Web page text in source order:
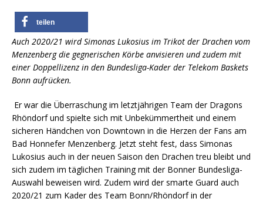
teilen
Auch 2020/21 wird Simonas Lukosius im Trikot der Drachen vom
Menzenberg die gegnerischen Körbe anvisieren und zudem mit
einer Doppellizenz in den Bundesliga-Kader der Telekom Baskets
Bonn aufrücken.
Er war die Überraschung im letztjährigen Team der Dragons
Rhöndorf und spielte sich mit Unbekümmertheit und einem
sicheren Händchen von Downtown in die Herzen der Fans am
Bad Honnefer Menzenberg. Jetzt steht fest, dass Simonas
Lukosius auch in der neuen Saison den Drachen treu bleibt und
sich zudem im täglichen Training mit der Bonner Bundesliga-
Auswahl beweisen wird. Zudem wird der smarte Guard auch
2020/21 zum Kader des Team Bonn/Rhöndorf in der